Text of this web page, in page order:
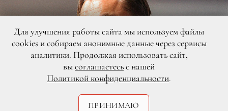
Для улучшения работы сайта мы используем файлы
cookies и собираем анонимные данные через сервисы
аналитики. Продолжая использовать сайт,
высоглашаетесьс нашей
Политикой конфиденциальности.
ПРИНИМАЮ